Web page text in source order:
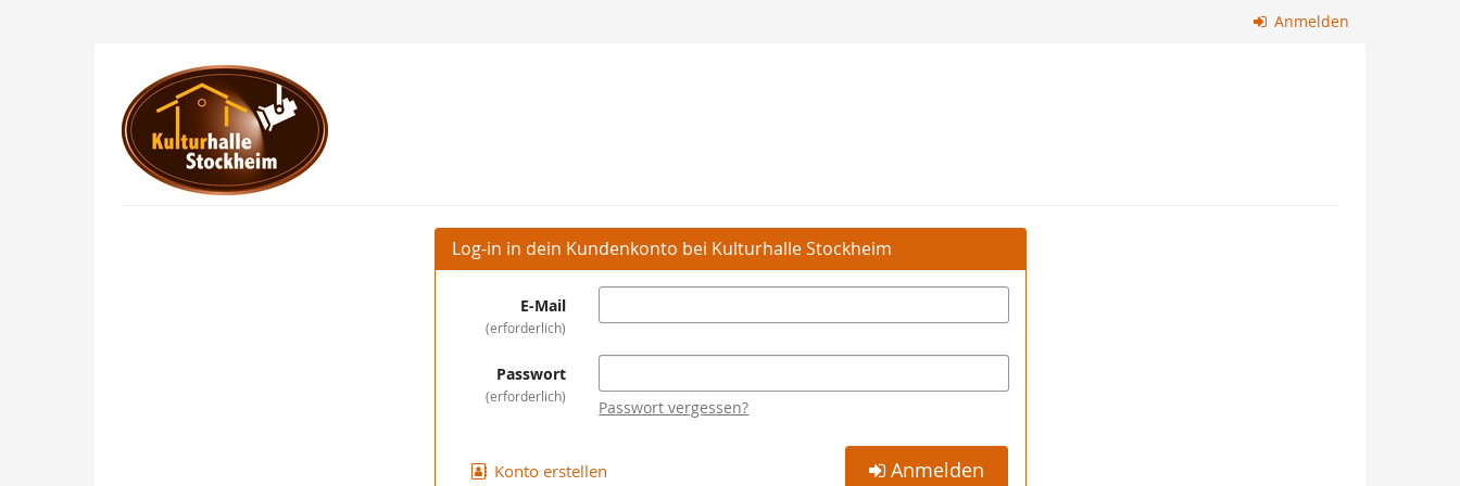
Anmelden
Kulturhalle
Stockheim
Log-in in dein Kundenkonto bei Kulturhalle Stockheim
E-Mail
erforderlich
Passwort
erforderlich
Passwort vergessen?
Konto erstellen Anmelden